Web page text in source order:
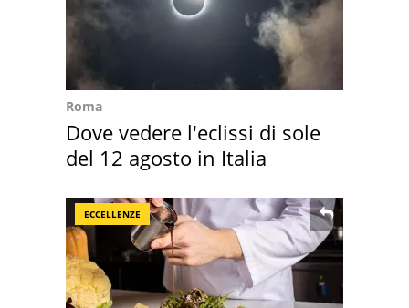
Roma
Dove vedere l'eclissi di sole
del 12 agosto in Italia
ECCELLENZE